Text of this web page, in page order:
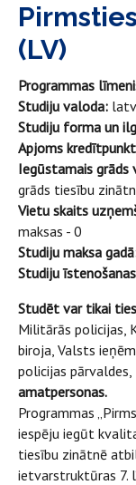
(LV)
Programmas
Studiju valoda:
Studiju forma un
Apjoms
Iegūstamais grāds
grāds tiesību
Vietu skaits
maksas - 0
Studiju maksa
Studiju
Studēt var tikai
Militārās policijas,
biroja, Valsts
policijas
amatpersonas.
Programmas
iespēju iegūt
tiesību zinātnē
ietvarstruktūras 7.